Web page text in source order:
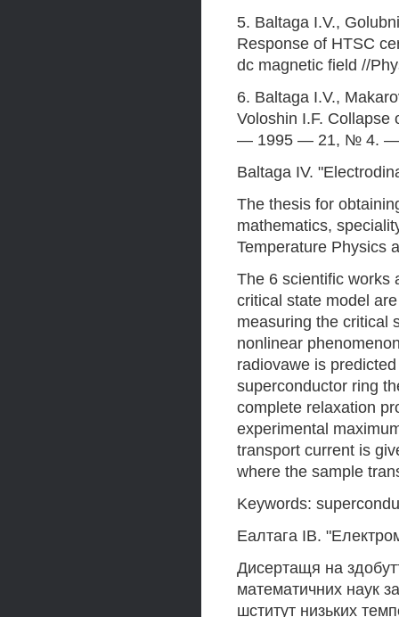
5. Baltaga I.V.,
Response of HTSC
dc magnetic field //
6. Baltaga I.V.,
Voloshin I.F.
— 1995 — 21, № 4. —
Baltaga IV.
The thesis for
mathematics,
Temperature Physics
The 6 scientific works
critical state model
measuring the critical
nonlinear
radiovawe is
superconductor ring
complete relaxation
experimental
transport current is
where the sample
Keywords:
Еалтага IB.
Дисертащя на
математичних наук
шститут низьких